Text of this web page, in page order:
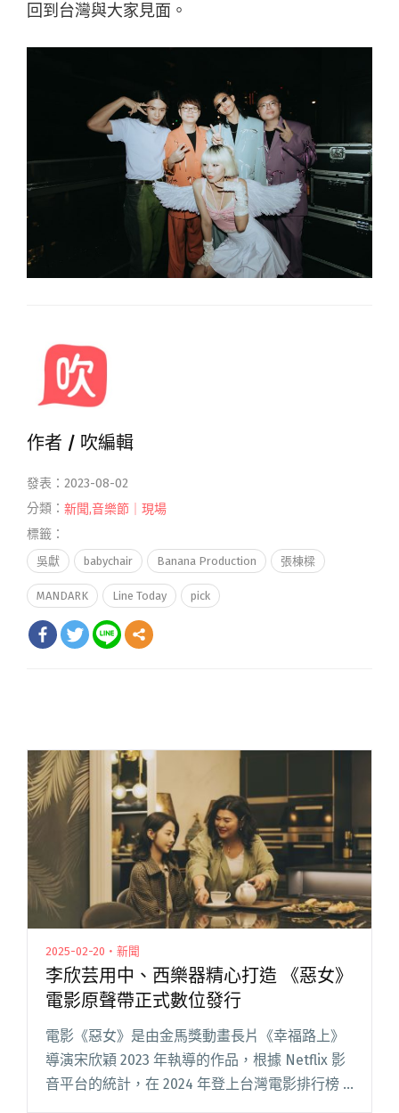
回到台灣與大家見面。
作者 / 吹編輯
發表：2023-08-02
分類： 新聞,音樂節｜現場
標籤：
吳獻 babychair Banana Production 張棟樑
MANDARK Line Today pick
2025-02-20・新聞
李欣芸用中、西樂器精心打造 《惡女》
電影原聲帶正式數位發行
電影《惡女》是由金馬獎動畫長片《幸福路上》
導演宋欣穎 2023 年執導的作品，根據 Netflix 影
音平台的統計，在 2024 年登上台灣電影排行榜 7
週，得到 3 週冠軍，並在東亞日韓電影榜上排行